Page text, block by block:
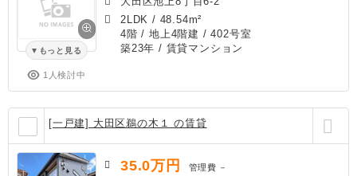
もっと見る
1人検討中
2LDK / 48.54m²
4階 / 地上4階建 / 402号室
築23年 / 賃貸マンション
[一戸建] 大田区鵜の木１ の賃貸
35.0万円 管理費 －